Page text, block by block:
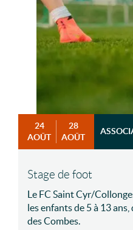
24
AOÛT
28
AOÛT
Stage de foot
Le FC Saint Cyr/
les enfants de 5 à 13
des Combes.